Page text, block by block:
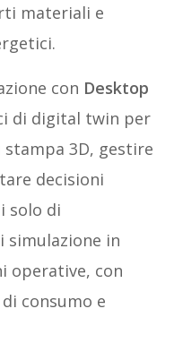
materiali e
con Desktop
di digital twin per
3D, gestire
decisioni
solo di
simulazione in
operative, con
consumo e